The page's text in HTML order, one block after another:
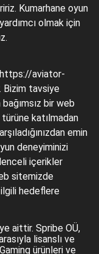
Kumarhane oyun
olmak için
https://aviator-
Bizim tavsiye
bir web
katılmadan
emin
deneyiminizi
içerikler
sitemizde
ilgili hedeflere
aittir. Spribe OÜ,
lisanslı ve
ürünleri ve